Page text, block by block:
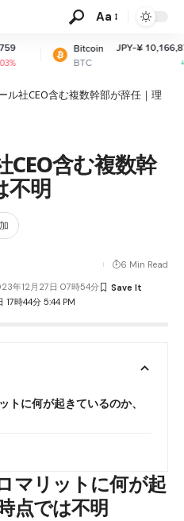
Aa
JPY-¥ 10,166,877.27
ル社CEO含む複数幹部が辞任｜理
CEO含む複数幹
不明
時44分 5:44 PM
年12月27日 07時54分
6 Min Read
トに何が起きているのか、
マリットに何が起
点では不明